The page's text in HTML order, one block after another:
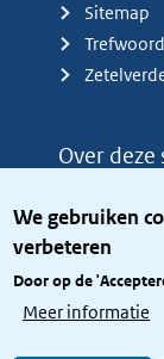
We gebruiken
verbeteren
Door op de
Meer informatie
Sitemap
Over deze
Privacy
Toegang